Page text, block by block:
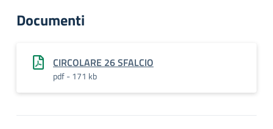
Documenti
CIRCOLARE 26 SFALCIO
pdf - 171 kb